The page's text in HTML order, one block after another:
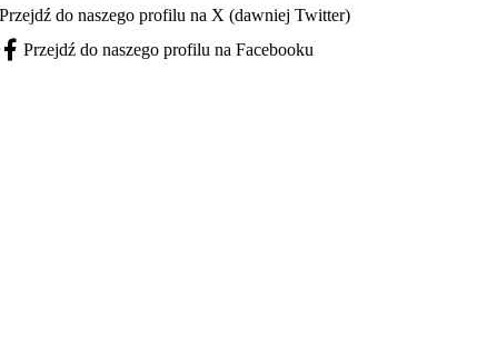
się w nowej karcie
Przejdź do naszego profilu na X (dawniej Twitter)
Facebook - otwiera się w nowej karcie
Przejdź do naszego profilu na Facebooku